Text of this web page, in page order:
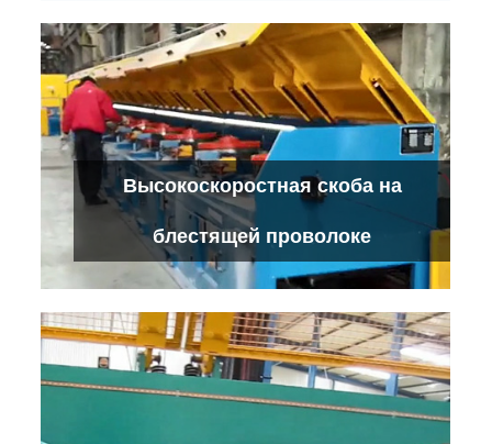
Роликовая волочильная машина с
водяным охлаждением
Проверьте детали
Высокоскоростная скоба на
блестящей проволоке